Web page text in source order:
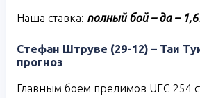
Наша ставка: полный бой – да –
Стефан Штруве (29-12) – Таи
прогноз
Главным боем прелимов UFC 254